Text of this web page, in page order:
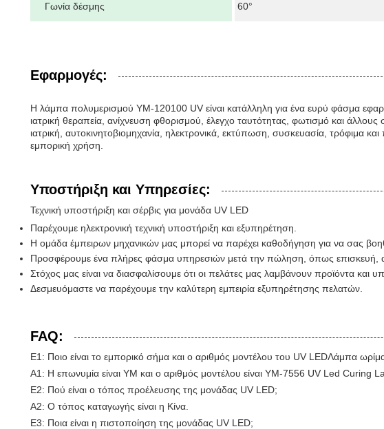
Γωνία δέσμης 60°
Εφαρμογές:
Η λάμπα πολυμερισμού YM-120100 UV είναι κατάλληλη για ένα ευρύ φάσμα
ιατρική θεραπεία, ανίχνευση φθορισμού, έλεγχο ταυτότητας, φωτισμό και άλλους
ιατρική, αυτοκινητοβιομηχανία, ηλεκτρονικά, εκτύπωση, συσκευασία, τρόφιμα
εμπορική χρήση.
Υποστήριξη και Υπηρεσίες:
Τεχνική υποστήριξη και σέρβις για μονάδα UV LED
Παρέχουμε ηλεκτρονική τεχνική υποστήριξη και εξυπηρέτηση.
Η ομάδα έμπειρων μηχανικών μας μπορεί να παρέχει καθοδήγηση για να σας
Προσφέρουμε ένα πλήρες φάσμα υπηρεσιών μετά την πώληση, όπως επισκευή,
Στόχος μας είναι να διασφαλίσουμε ότι οι πελάτες μας λαμβάνουν προϊόντα και
Δεσμευόμαστε να παρέχουμε την καλύτερη εμπειρία εξυπηρέτησης πελατών.
FAQ:
Ε1: Ποιο είναι το εμπορικό σήμα και ο αριθμός μοντέλου του UV LEDΛάμπα
A1: Η επωνυμία είναι YM και ο αριθμός μοντέλου είναι YM-7556 UV Led Curing
Ε2: Πού είναι ο τόπος προέλευσης της μονάδας UV LED;
A2: Ο τόπος καταγωγής είναι η Κίνα.
Ε3: Ποια είναι η πιστοποίηση της μονάδας UV LED;